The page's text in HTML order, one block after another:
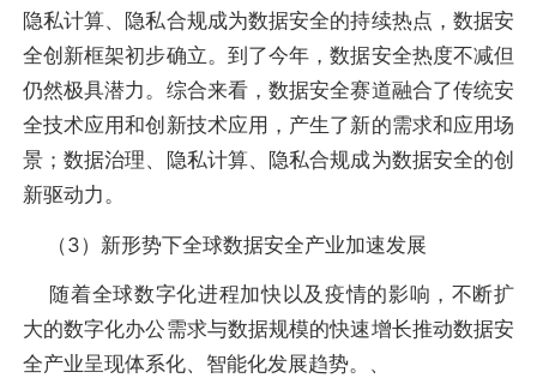
隐私计算、隐私合规成为数据安全的持续热点，数据安
全创新框架初步确立。到了今年，数据安全热度不减但
仍然极具潜力。综合来看，数据安全赛道融合了传统安
全技术应用和创新技术应用，产生了新的需求和应用场
景；数据治理、隐私计算、隐私合规成为数据安全的创
新驱动力。
（3）新形势下全球数据安全产业加速发展
随着全球数字化进程加快以及疫情的影响，不断扩
大的数字化办公需求与数据规模的快速增长推动数据安
全产业呈现体系化、智能化发展趋势。、